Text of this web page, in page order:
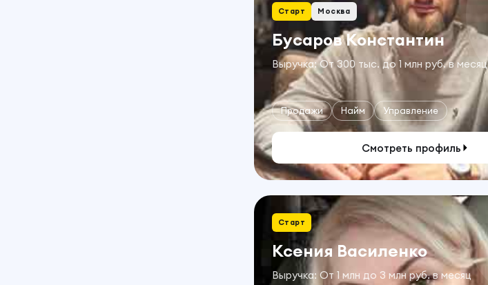
Старт Москва
Бусаров Константин
Выручка: От 300 тыс. до 1 млн руб. в месяц
Продажи Найм Управление
Смотреть профиль
Старт
Ксения Василенко
Выручка: От 1 млн до 3 млн руб. в месяц